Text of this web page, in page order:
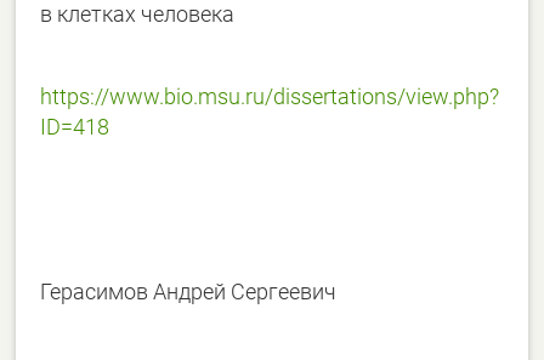
в клетках человека
https://www.bio.msu.ru/dissertations/view.php?
ID=418
Герасимов Андрей Сергеевич